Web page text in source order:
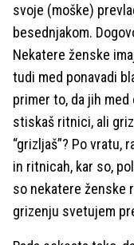
svoje (moške)
besednjakom.
Nekatere ženske
tudi med ponavadi
primer to, da jih med
stiskaš ritnici, ali
“grizljaš”? Po vratu,
in ritnicah, kar so,
so nekatere ženske
grizenju svetujem